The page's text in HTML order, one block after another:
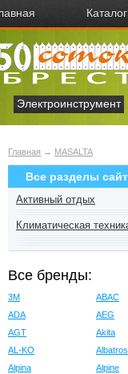
Каталог
Электроинструмент
Главная → MASALTA
Все разделы
Активный отдых
Климатическая
Все бренды:
3M
ABAC
ADA
AEG
AGT
Akita
AL-KO
Albatros
Alpina
Alpine